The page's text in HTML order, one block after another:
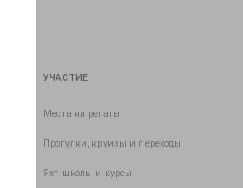
УЧАСТИЕ
Места на регаты
Прогулки, круизы и переходы
Яхт школы и курсы